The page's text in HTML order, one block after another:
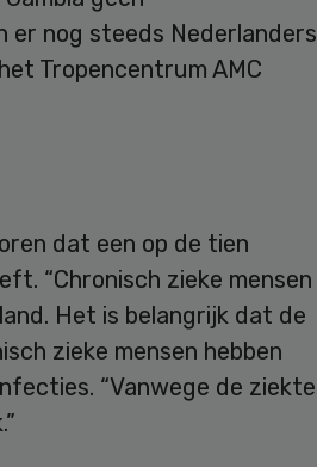
er nog steeds Nederlanders
Tropencentrum AMC
dat een op de tien
“Chronisch zieke mensen
Het is belangrijk dat de
zieke mensen hebben
“Vanwege de ziekte